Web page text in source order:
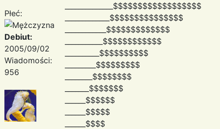
Płeć:
Debiut:
2005/09/02
Wiadomości:
956
______________$$$$$$$$$$$$$$$$$$
_____________$$$$$$$$$$$$$$$
____________$$$$$$$$$$$$$
___________$$$$$$$$$$$$
__________$$$$$$$$$$
_________$$$$$$$$$
________$$$$$$$$
_______$$$$$$$
______$$$$$$
______$$$$$
______$$$$